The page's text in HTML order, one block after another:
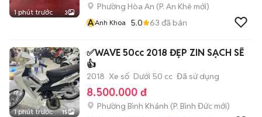
1 phút trước 3
Phường Hòa An (P. An Khê mới)
AAnh Khoa 5.0 63 đã bán
1 phút trước 15
✅WAVE 50cc 2018 ĐẸP ZIN SẠCH SẼ
👍
2018 Xe số Dưới 50 cc Đã sử dụng
8.500.000 đ
Phường Bình Khánh (P. Bình Đức mới)